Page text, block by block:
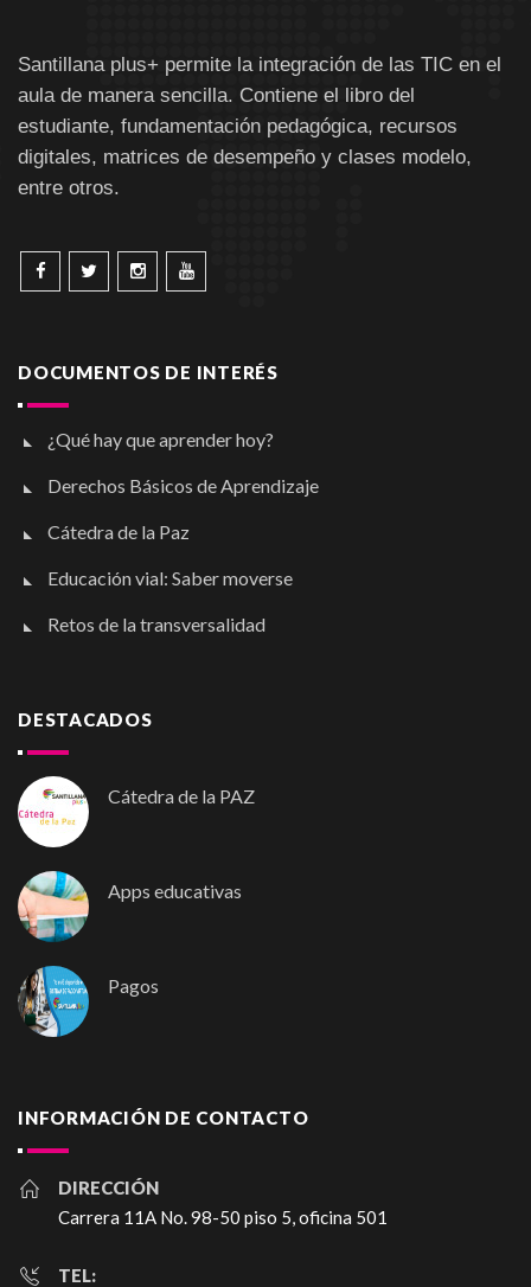
Santillana plus+ permite la integración de las TIC en el
aula de manera sencilla. Contiene el libro del
estudiante, fundamentación pedagógica, recursos
digitales, matrices de desempeño y clases modelo,
entre otros.
DOCUMENTOS DE INTERÉS
¿Qué hay que aprender hoy?
Derechos Básicos de Aprendizaje
Cátedra de la Paz
Educación vial: Saber moverse
Retos de la transversalidad
DESTACADOS
Cátedra de la PAZ
Apps educativas
Pagos
INFORMACIÓN DE CONTACTO
DIRECCIÓN
Carrera 11A No. 98-50 piso 5, oficina 501
TEL: